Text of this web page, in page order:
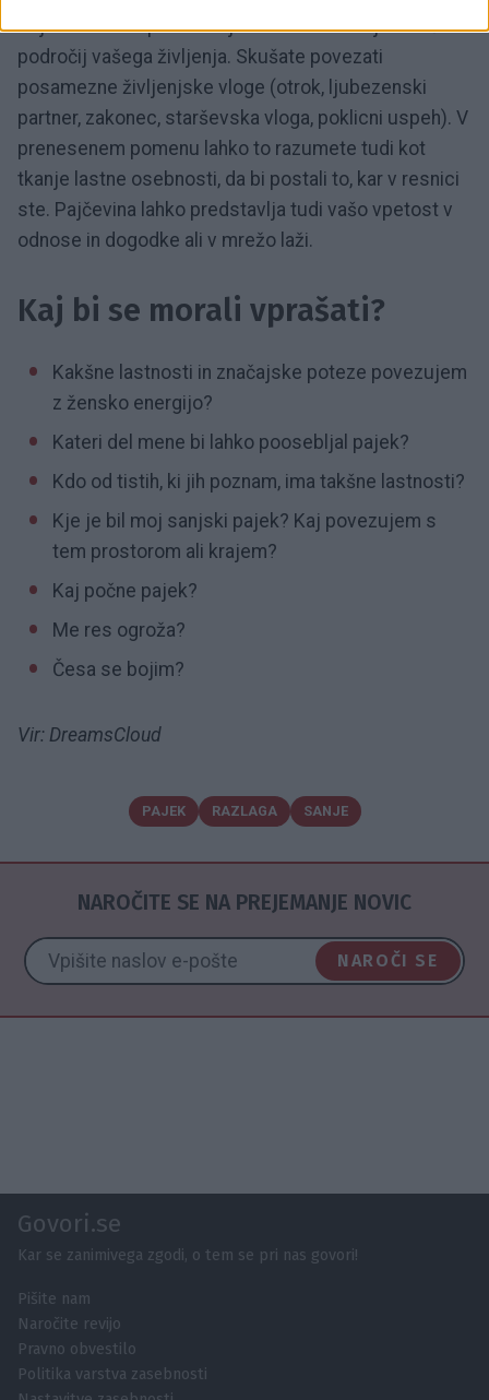
Pajkova mreža predstavlja tudi združevanje različnih
področij vašega življenja. Skušate povezati
posamezne življenjske vloge (otrok, ljubezenski
partner, zakonec, starševska vloga, poklicni uspeh). V
prenesenem pomenu lahko to razumete tudi kot
tkanje lastne osebnosti, da bi postali to, kar v resnici
ste. Pajčevina lahko predstavlja tudi vašo vpetost v
odnose in dogodke ali v mrežo laži.
Kaj bi se morali vprašati?
Kakšne lastnosti in značajske poteze povezujem
z žensko energijo?
Kateri del mene bi lahko poosebljal pajek?
Kdo od tistih, ki jih poznam, ima takšne lastnosti?
Kje je bil moj sanjski pajek? Kaj povezujem s
tem prostorom ali krajem?
Kaj počne pajek?
Me res ogroža?
Česa se bojim?
Vir: DreamsCloud
PAJEK RAZLAGA SANJE
NAROČITE SE NA PREJEMANJE NOVIC
NAROČI SE
Govori.se
Kar se zanimivega zgodi, o tem se pri nas govori!
Pišite nam
Naročite revijo
Pravno obvestilo
Politika varstva zasebnosti